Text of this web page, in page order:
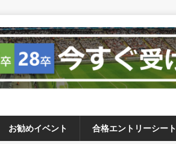
お勧めイベント 合格エントリーシート